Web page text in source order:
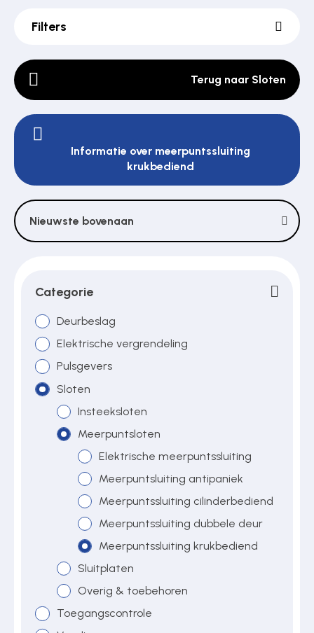
Pulsgevers
Toegangscontrole
Over ons
Contact
Filters
Terug naar Sloten
Informatie over meerpuntssluiting
krukbediend
Nieuwste bovenaan
Categorie
Deurbeslag
Elektrische vergrendeling
Pulsgevers
Sloten
Insteeksloten
Meerpuntsloten
Elektrische meerpuntssluiting
Meerpuntsluiting antipaniek
Meerpuntssluiting cilinderbediend
Meerpuntssluiting dubbele deur
Meerpuntssluiting krukbediend
Sluitplaten
Overig & toebehoren
Toegangscontrole